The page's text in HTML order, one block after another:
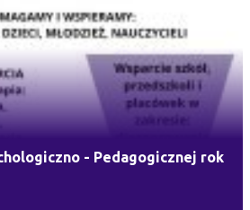
- Pedagogicznej rok